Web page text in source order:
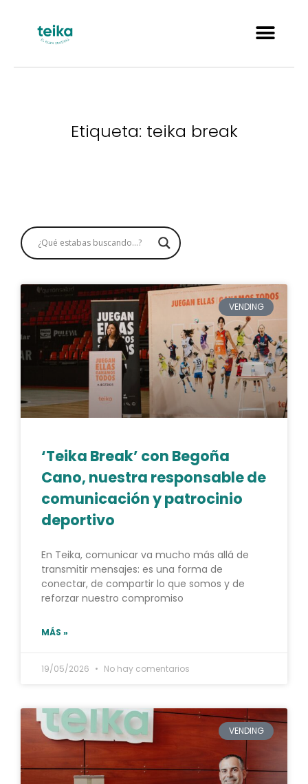
Etiqueta: teika break
VENDING
‘Teika Break’ con Begoña
Cano, nuestra responsable de
comunicación y patrocinio
deportivo
En Teika, comunicar va mucho más allá de
transmitir mensajes: es una forma de
conectar, de compartir lo que somos y de
reforzar nuestro compromiso
MÁS »
19/05/2026 No hay comentarios
VENDING